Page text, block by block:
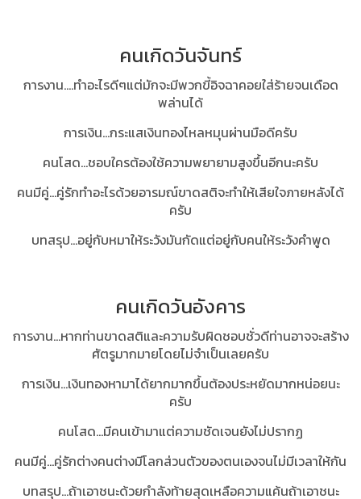
คนเกิดวันจันทร์
การงาน....ทำอะไรดีๆแต่มักจะมีพวกขี้อิจฉาคอยใส่ร้ายจนเดือด
พล่านได้
การเงิน...กระแสเงินทองไหลหมุนผ่านมือดีครับ
คนโสด...ชอบใครต้องใช้ความพยายามสูงขึ้นอีกนะครับ
คนมีคู่...คู่รักทำอะไรด้วยอารมณ์ขาดสติจะทำให้เสียใจภายหลังได้
ครับ
บทสรุป...อยู่กับหมาให้ระวังมันกัดแต่อยู่กับคนให้ระวังคำพูด
คนเกิดวันอังคาร
การงาน...หากท่านขาดสติและความรับผิดชอบชั่วดีท่านอาจจะสร้าง
ศัตรูมากมายโดยไม่จำเป็นเลยครับ
การเงิน...เงินทองหามาได้ยากมากขึ้นต้องประหยัดมากหน่อยนะ
ครับ
คนโสด...มีคนเข้ามาแต่ความชัดเจนยังไม่ปรากฏ
คนมีคู่...คู่รักต่างคนต่างมีโลกส่วนตัวของตนเองจนไม่มีเวลาให้กัน
บทสรุป...ถ้าเอาชนะด้วยกำลังท้ายสุดเหลือความแค้นถ้าเอาชนะ